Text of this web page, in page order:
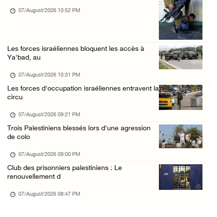
Nouvelles incursions à Bethléem et Tubas : d ...
07/August/2026 08:54 AM
07/August/2026 10:52 PM
Les forces israéliennes bloquent les accès à
Ya'bad, au
07/August/2026 10:31 PM
Les forces d'occupation israéliennes entravent la
circu
07/August/2026 09:21 PM
Trois Palestiniens blessés lors d'une agression
de colo
07/August/2026 09:00 PM
Club des prisonniers palestiniens : Le
renouvellement d
07/August/2026 08:47 PM